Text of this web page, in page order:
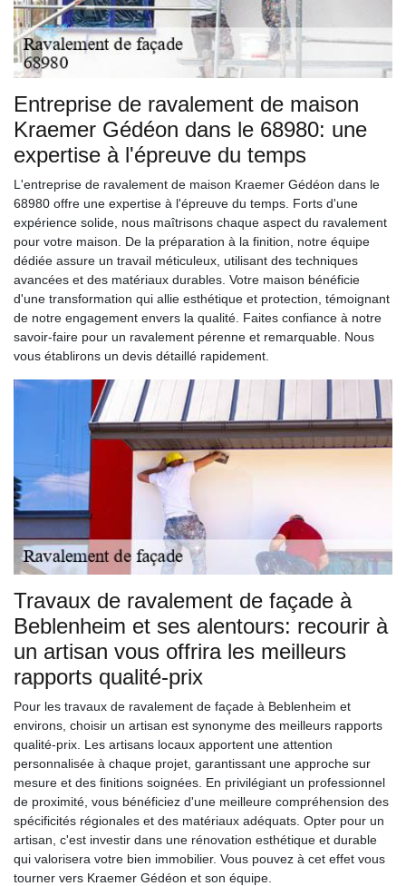
Entreprise de ravalement de maison
Kraemer Gédéon dans le 68980: une
expertise à l'épreuve du temps
L'entreprise de ravalement de maison Kraemer Gédéon dans le
68980 offre une expertise à l'épreuve du temps. Forts d'une
expérience solide, nous maîtrisons chaque aspect du ravalement
pour votre maison. De la préparation à la finition, notre équipe
dédiée assure un travail méticuleux, utilisant des techniques
avancées et des matériaux durables. Votre maison bénéficie
d'une transformation qui allie esthétique et protection, témoignant
de notre engagement envers la qualité. Faites confiance à notre
savoir-faire pour un ravalement pérenne et remarquable. Nous
vous établirons un devis détaillé rapidement.
Travaux de ravalement de façade à
Beblenheim et ses alentours: recourir à
un artisan vous offrira les meilleurs
rapports qualité-prix
Pour les travaux de ravalement de façade à Beblenheim et
environs, choisir un artisan est synonyme des meilleurs rapports
qualité-prix. Les artisans locaux apportent une attention
personnalisée à chaque projet, garantissant une approche sur
mesure et des finitions soignées. En privilégiant un professionnel
de proximité, vous bénéficiez d'une meilleure compréhension des
spécificités régionales et des matériaux adéquats. Opter pour un
artisan, c'est investir dans une rénovation esthétique et durable
qui valorisera votre bien immobilier. Vous pouvez à cet effet vous
tourner vers Kraemer Gédéon et son équipe.